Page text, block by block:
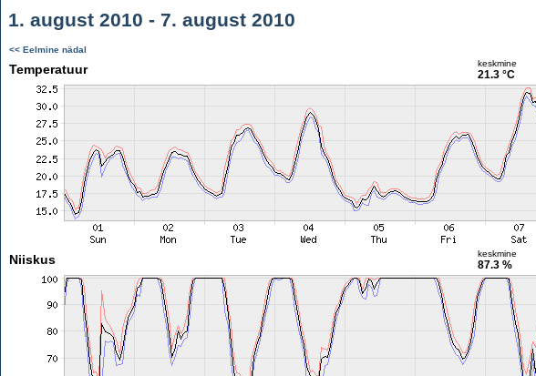
1. august 2010 - 7. august 2010
<< Eelmine nädal
Temperatuur keskmine
21.3 °C
Niiskus keskmine
87.3 %